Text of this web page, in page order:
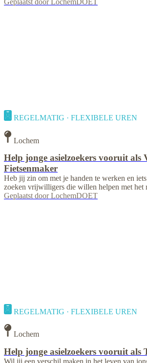
Geplaatst door LochemDOET
REGELMATIG · FLEXIBELE UREN
Lochem
Help jonge asielzoekers vooruit als
Fietsenmaker
Heb jij zin om met je handen te werken en
zoeken vrijwilligers die willen helpen met het
Geplaatst door LochemDOET
REGELMATIG · FLEXIBELE UREN
Lochem
Help jonge asielzoekers vooruit als
Wil jij een verschil maken in het leven van